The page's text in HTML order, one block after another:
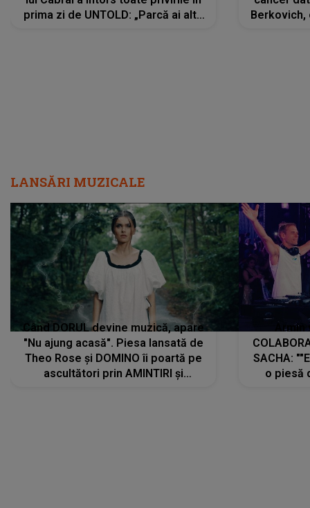
prima zi de UNTOLD: „Parcă ai altă
LANSĂRI MUZICALE
Când DORUL devine muzică, apare
"Nu ajung acasă". Piesa lansată de
Theo Rose și DOMINO îi poartă pe
ascultători prin AMINTIRI și
SACHA:
o piesă